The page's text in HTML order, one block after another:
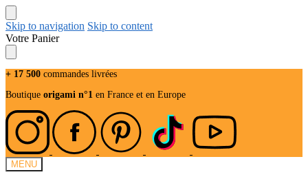
Skip to navigation Skip to content
Votre Panier
+ 17 500 commandes livrées
Boutique origami n°1 en France et en Europe
MENU